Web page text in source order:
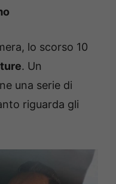
lo scorso 10
. Un
una serie di
riguarda gli